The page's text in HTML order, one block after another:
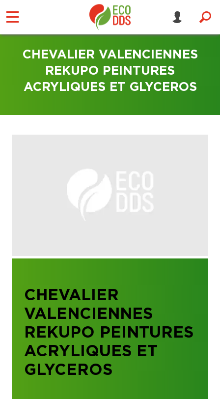
CHEVALIER VALENCIENNES
REKUPO PEINTURES
ACRYLIQUES ET GLYCEROS
CHEVALIER
VALENCIENNES
REKUPO PEINTURES
ACRYLIQUES ET
GLYCEROS